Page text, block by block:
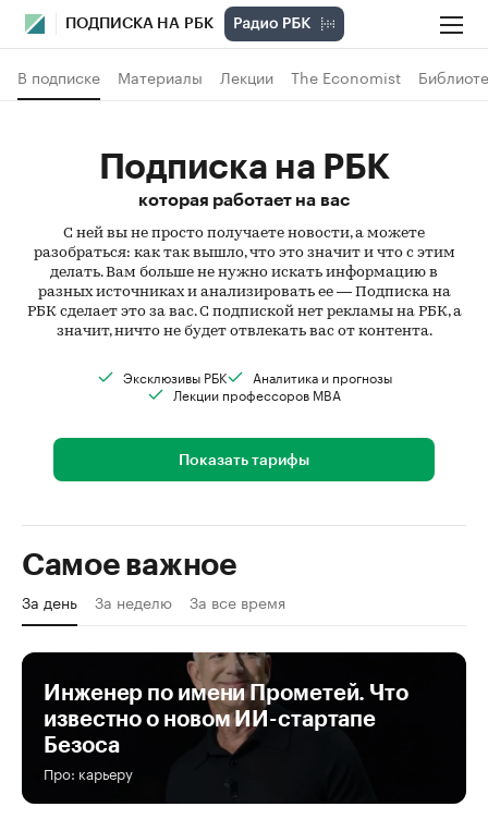
ПОДПИСКА НА РБК
В подписке Материалы Лекции The Economist
Подписка на РБК
которая работает на вас
С ней вы не просто получаете новости, а можете
разобраться: как так вышло, что это значит и что с этим
делать. Вам больше не нужно искать информацию в
разных источниках и анализировать ее — Подписка на
РБК сделает это за вас. С подпиской нет рекламы на РБК, а
значит, ничто не будет отвлекать вас от контента.
Эксклюзивы РБК
Аналитика и прогнозы
Лекции профессоров MBA
Показать тарифы
Самое важное
За день За неделю За все время
Инженер по имени Прометей. Что
известно о новом ИИ-стартапе
Безоса
Про: карьеру